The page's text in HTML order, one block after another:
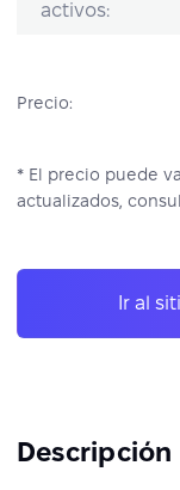
activos:
Precio:
* El precio puede
actualizados,
Ir al
Descripción